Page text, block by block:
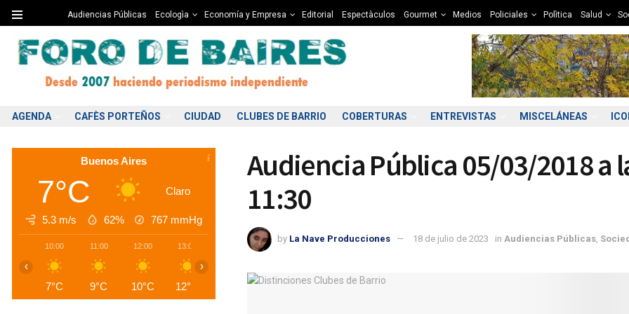
Audiencias Públicas Ecologìa Economía y Empresa Editorial Espectàculos Gourmet Medios Policiales Polìtica Salud
AGENDA CAFÈS PORTEÑOS CIUDAD CLUBES DE BARRIO COBERTURAS ENTREVISTAS MISCELÁNEAS
Audiencia Pública 05/03/2018 a
11:30
by La Nave Producciones 18 de julio de 2023 in Audiencias Públicas
Buenos Aires
7°C Claro
5.3 m/s 62% 767 mmHg
10:00
7°C
11:00
9°C
12:00
10°C
13:00
12°C
15:00
13°C 13°C 12°C
‹ ›